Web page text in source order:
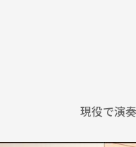
現役で演